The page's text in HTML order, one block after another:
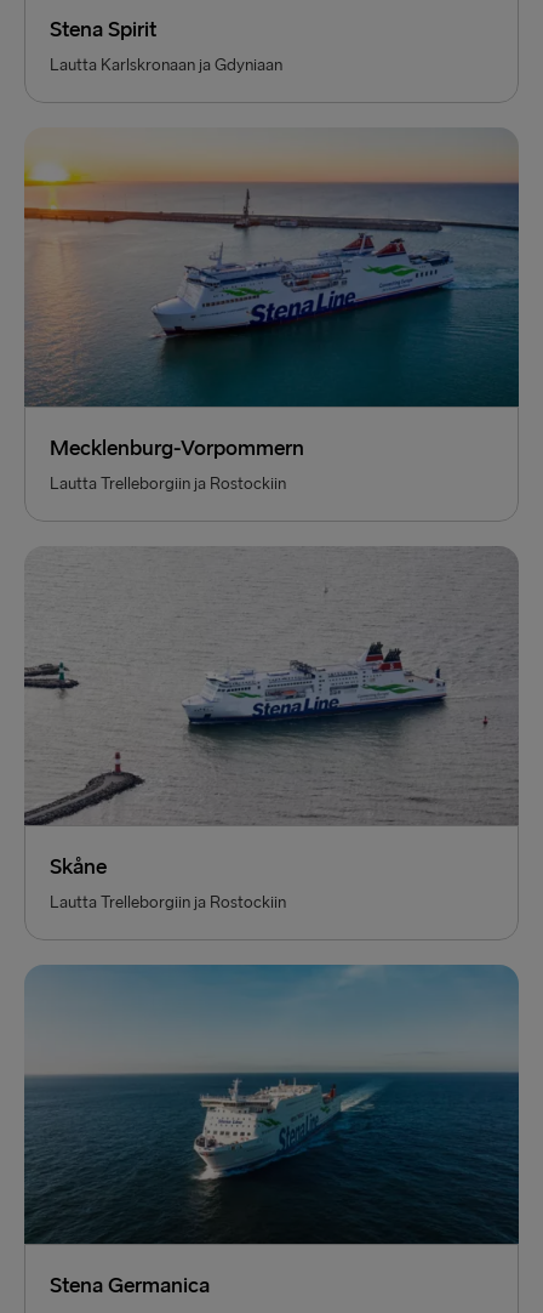
Stena Spirit
Lautta Karlskronaan ja Gdyniaan
Mecklenburg-Vorpommern
Lautta Trelleborgiin ja Rostockiin
Skåne
Lautta Trelleborgiin ja Rostockiin
Stena Germanica